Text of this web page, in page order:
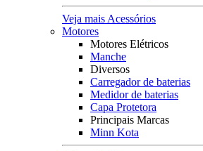
Veja mais Acessórios
Motores
Motores Elétricos
Manche
Diversos
Carregador de baterias
Medidor de baterias
Capa Protetora
Principais Marcas
Minn Kota